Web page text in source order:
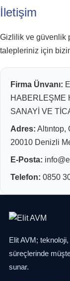
İletişim
Gizlilik ve güvenlik
talepleriniz için
Firma Ünvanı:
HABERLEŞME
SANAYİ VE
Adres: Altıntop,
20010 Denizli
E-Posta:
Telefon: 0850
Elit AVM;
süreçlerinde
sunar.